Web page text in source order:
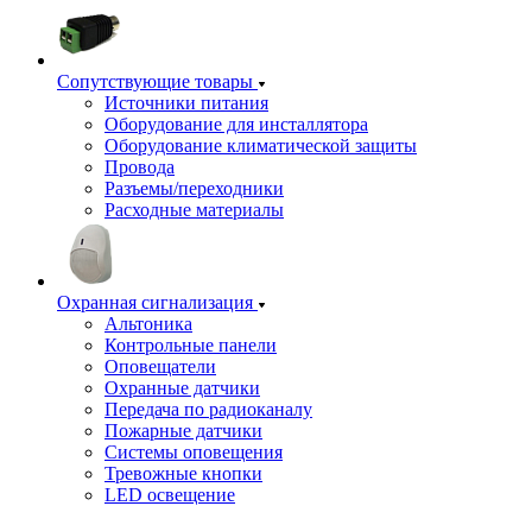
Сопутствующие товары
Источники питания
Оборудование для инсталлятора
Оборудование климатической защиты
Провода
Разъемы/переходники
Расходные материалы
Охранная сигнализация
Альтоника
Контрольные панели
Оповещатели
Охранные датчики
Передача по радиоканалу
Пожарные датчики
Системы оповещения
Тревожные кнопки
LED освещение